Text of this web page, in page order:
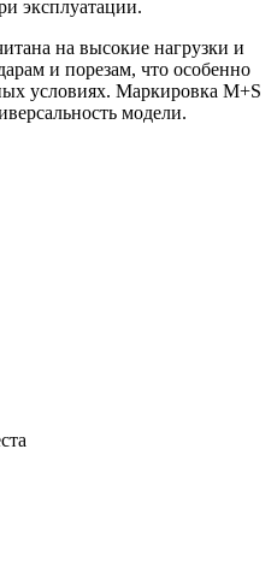
эксплуатации.
на высокие нагрузки и
и порезам, что особенно
условиях. Маркировка M+S
модели.